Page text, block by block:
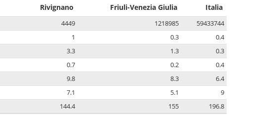
Rivignano Friuli-Venezia Giulia Italia
4449 1218985
59433744
1 0.3
0.4
3.3 1.3
0.3
0.7 0.2
0.4
9.8 8.3
6.4
7.1 5.1
9
144.4 155 196.8